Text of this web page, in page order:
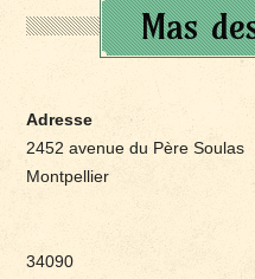
Mas
Adresse
2452 avenue du Père Soulas
Montpellier
34090